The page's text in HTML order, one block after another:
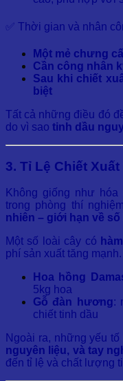
✅ Thời gian và nhân
Một mẻ chưng
Cần công nhân
Sau khi chiết
biệt
Tất cả những điều đó
do vì sao tinh dầu
3. Tỉ Lệ Chiết
Không giống như
trong phòng thí
nhiên – giới hạn về
Một số loài cây có
phí sản xuất tăng
Hoa hồng
5kg hoa
Gỗ đàn hương:
chiết tinh dầu
Ngoài ra, những yếu tố
nguyên liệu, và tay
đến tỉ lệ và chất lượng